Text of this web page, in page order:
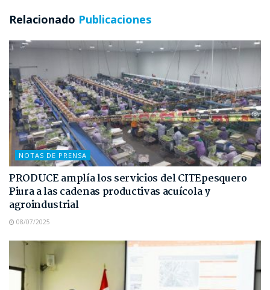
Relacionado Publicaciones
NOTAS DE PRENSA
PRODUCE amplía los servicios del CITEpesquero
Piura a las cadenas productivas acuícola y
agroindustrial
08/07/2025